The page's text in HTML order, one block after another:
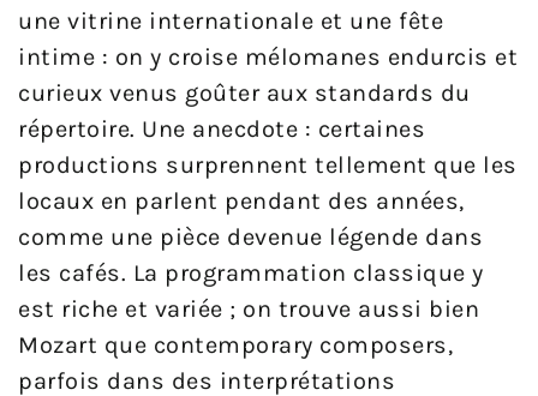
une vitrine internationale et une fête
intime : on y croise mélomanes endurcis et
curieux venus goûter aux standards du
répertoire. Une anecdote : certaines
productions surprennent tellement que les
locaux en parlent pendant des années,
comme une pièce devenue légende dans
les cafés. La programmation classique y
est riche et variée ; on trouve aussi bien
Mozart que contemporary composers,
parfois dans des interprétations